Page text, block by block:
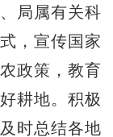
局属有关科
，宣传国家
政策，教育
耕地。积极
时总结各地